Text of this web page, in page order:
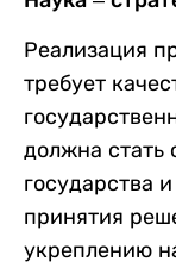
Реализация
требует
должна стать
государства
принятия
укреплению